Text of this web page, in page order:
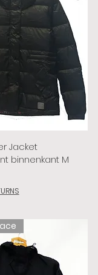
Jacket
binnenkant M